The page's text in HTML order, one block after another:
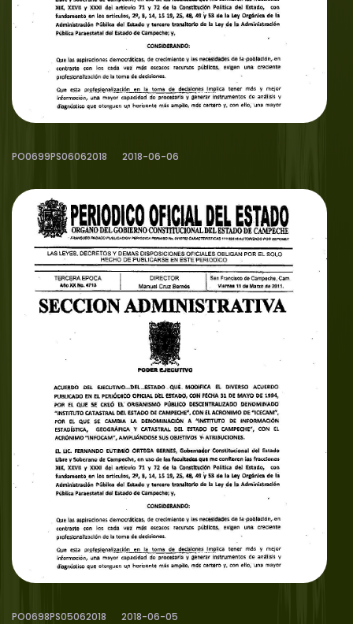
PO0699PS06062018 2018-06-06
PO0698PS05062018 2018-06-05